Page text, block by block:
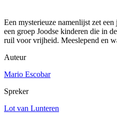
Een mysterieuze namenlijst zet
een groep Joodse kinderen die in
ruil voor vrijheid. Meeslepend en
Auteur
Mario Escobar
Spreker
Lot van Lunteren